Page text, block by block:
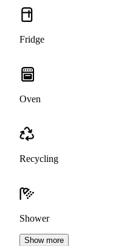
Fridge
Oven
Recycling
Shower
Show more